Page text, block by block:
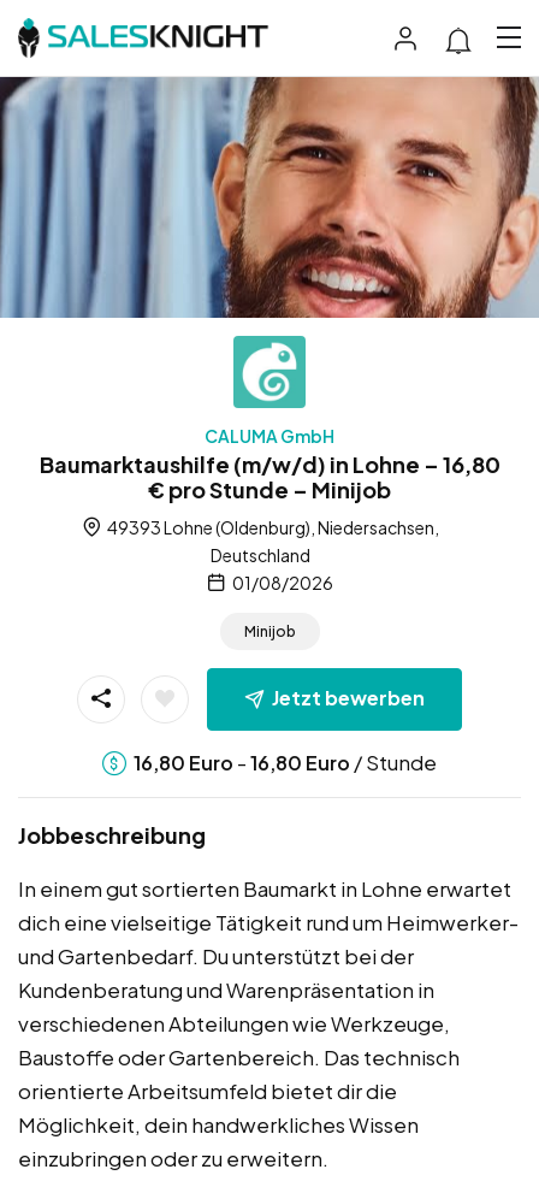
CALUMA GmbH
Baumarktaushilfe (m/w/d) in Lohne – 16,80
€ pro Stunde – Minijob
49393 Lohne (Oldenburg), Niedersachsen,
Deutschland
01/08/2026
Minijob
Jetzt bewerben
16,80 Euro -16,80 Euro / Stunde
Jobbeschreibung
In einem gut sortierten Baumarkt in Lohne erwartet
dich eine vielseitige Tätigkeit rund um Heimwerker-
und Gartenbedarf. Du unterstützt bei der
Kundenberatung und Warenpräsentation in
verschiedenen Abteilungen wie Werkzeuge,
Baustoffe oder Gartenbereich. Das technisch
orientierte Arbeitsumfeld bietet dir die
Möglichkeit, dein handwerkliches Wissen
einzubringen oder zu erweitern.